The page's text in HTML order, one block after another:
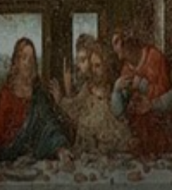
Horreur,
la
totale.